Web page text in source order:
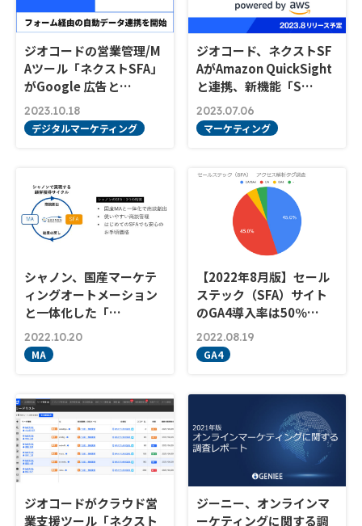
ジオコードの営業管理/M
Aツール「ネクストSFA」
がGoogle 広告と…
2023.10.18
デジタルマーケティング
ジオコード、ネクストSF
AがAmazon QuickSight
と連携、新機能「S…
2023.07.06
マーケティング
シャノン、国産マーケテ
ィングオートメーション
と一体化した「…
2022.10.20
MA
【2022年8月版】セール
ステック（SFA）サイト
のGA4導入率は50％…
2022.08.19
GA4
ジオコードがクラウド営
業支援ツール「ネクスト
ジーニー、オンラインマ
ーケティングに関する調